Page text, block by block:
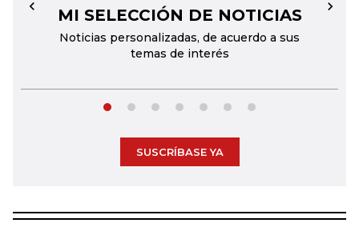
MI SELECCIÓN DE NOTICIAS
Noticias personalizadas, de acuerdo a sus
temas de interés
← →
SUSCRÍBASE YA